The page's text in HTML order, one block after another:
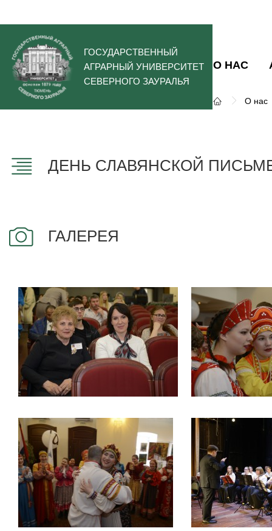
ГОСУДАРСТВЕННЫЙ
АГРАРНЫЙ УНИВЕРСИТЕТ
СЕВЕРНОГО ЗАУРАЛЬЯ
О НАС
О нас
ДЕНЬ СЛАВЯНСКОЙ
ГАЛЕРЕЯ